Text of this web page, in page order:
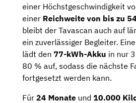
einer Höchstgeschwindigkeit
einer Reichweite von bis zu
bleibt der Tavascan auch auf
ein zuverlässiger Begleiter.
lädt den 77-kWh-Akku in nur
80 % auf, sodass die nächste
fortgesetzt werden kann.
Für 24 Monate und 10.000